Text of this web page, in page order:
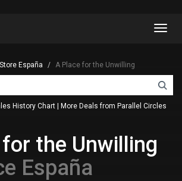
España A Place for the Unwilling
History Chart
More Deals from Parallel Circles
the Unwilling
España